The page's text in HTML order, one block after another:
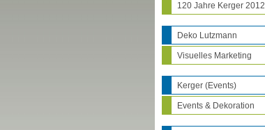
120 Jahre Kerger 2012
Deko Lutzmann
Visuelles Marketing
Kerger (Events)
Events & Dekoration